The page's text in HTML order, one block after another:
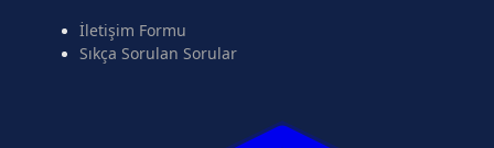
İletişim Formu
Sıkça Sorulan Sorular